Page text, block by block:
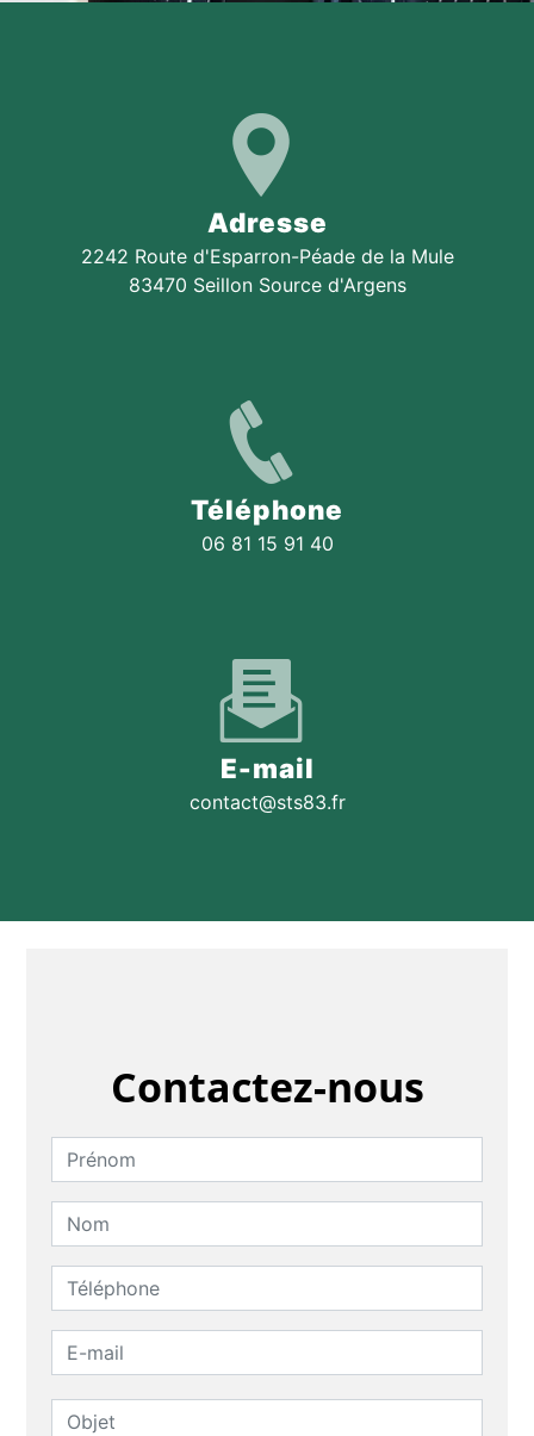
Adresse
2242 Route d'Esparron-Péade de la Mule
83470 Seillon Source d'Argens
Téléphone
06 81 15 91 40
E-mail
contact@sts83.fr
Contactez-nous